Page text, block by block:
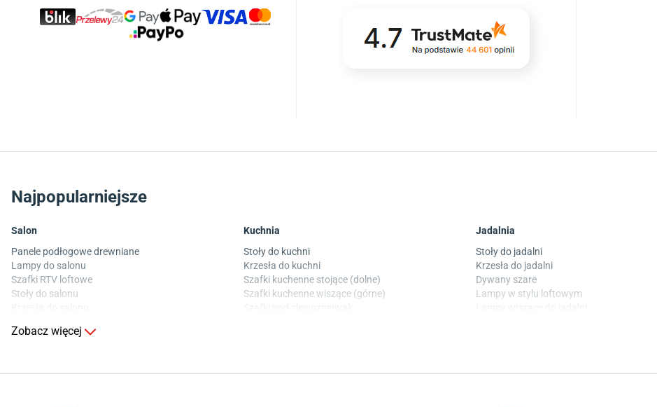
Najpopularniejsze
Salon
Panele podłogowe drewniane
Lampy do salonu
Szafki RTV loftowe
Stoły do salonu
Kuchnia
Stoły do kuchni
Krzesła do kuchni
Szafki kuchenne stojące (dolne)
Szafki kuchenne wiszące (górne)
Jadalnia
Stoły do jadalni
Krzesła do jadalni
Dywany szare
Lampy w stylu loftowym
Wykładzina do sypialni
Wykładziny do pokoju dziecięcego
Deski tarasowe kompozytowe
Zobacz więcej